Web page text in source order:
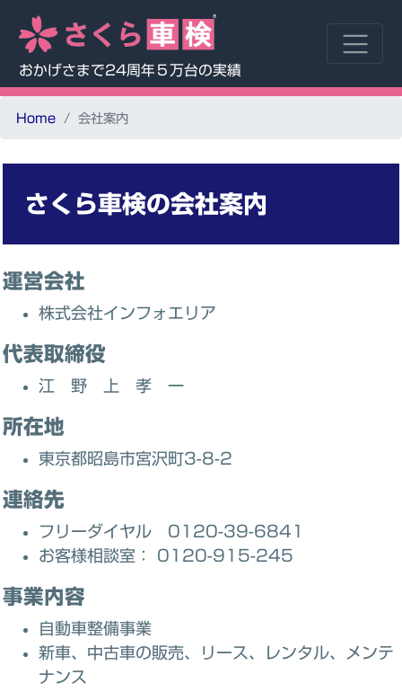
おかげさまで24周年５万台の実績
Home 会社案内
さくら車検の会社案内
運営会社
株式会社インフォエリア
代表取締役
江 野 上 孝 一
所在地
東京都昭島市宮沢町3-8-2
連絡先
フリーダイヤル 0120-39-6841
お客様相談室： 0120-915-245
事業内容
自動車整備事業
新車、中古車の販売、リース、レンタル、メンテ
ナンス